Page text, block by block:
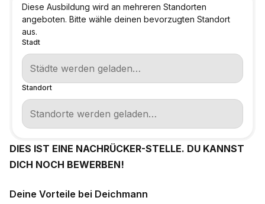
DIES IST EINE NACHRÜCKER-STELLE. DU KANNST
DICH NOCH BEWERBEN!
Deine Vorteile bei Deichmann
Diese Ausbildung wird an mehreren Standorten
angeboten. Bitte wähle deinen bevorzugten Standort
aus.
Stadt
Standort